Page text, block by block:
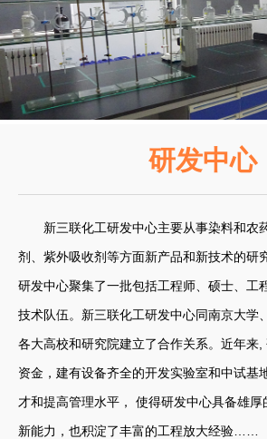
研发中心
新三联化工研发中心主要从事染料和农
剂、紫外吸收剂等方面新产品和新技术的研
研发中心聚集了一批包括工程师、硕士、工
技术队伍。新三联化工研发中心同南京大学
各大高校和研究院建立了合作关系。近年来,
资金，建有设备齐全的开发实验室和中试基
才和提高管理水平， 使得研发中心具备雄厚
新能力，也积淀了丰富的工程放大经验……